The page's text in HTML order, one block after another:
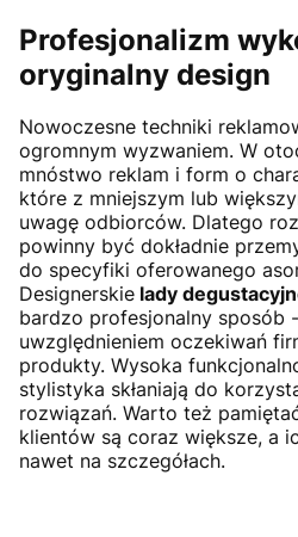
Profesjonalizm
oryginalny design
Nowoczesne techniki
ogromnym wyzwaniem. W
mnóstwo reklam i form o
które z mniejszym lub
uwagę odbiorców. Dlatego
powinny być dokładnie
do specyfiki oferowanego
Designerskie lady
bardzo profesjonalny sposób
uwzględnieniem oczekiwań
produkty. Wysoka
stylistyka skłaniają do
rozwiązań. Warto też
klientów są coraz większe, a
nawet na szczegółach.